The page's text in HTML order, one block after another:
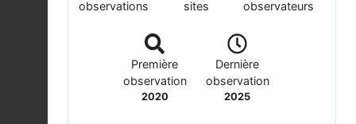
observations sites observateurs
Première
observation
2020
Dernière
observation
2025